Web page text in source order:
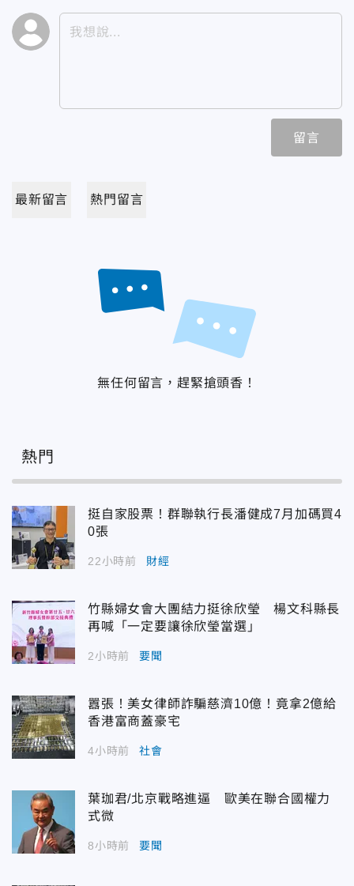
留言
最新留言 熱門留言
無任何留言，趕緊搶頭香！
熱門
挺自家股票！群聯執行長潘健成7月加碼買4
0張
22小時前 財經
竹縣婦女會大團結力挺徐欣瑩 楊文科縣長
再喊「一定要讓徐欣瑩當選」
2小時前 要聞
囂張！美女律師詐騙慈濟10億！竟拿2億給
香港富商蓋豪宅
4小時前 社會
葉珈君/北京戰略進逼 歐美在聯合國權力
式微
8小時前 要聞